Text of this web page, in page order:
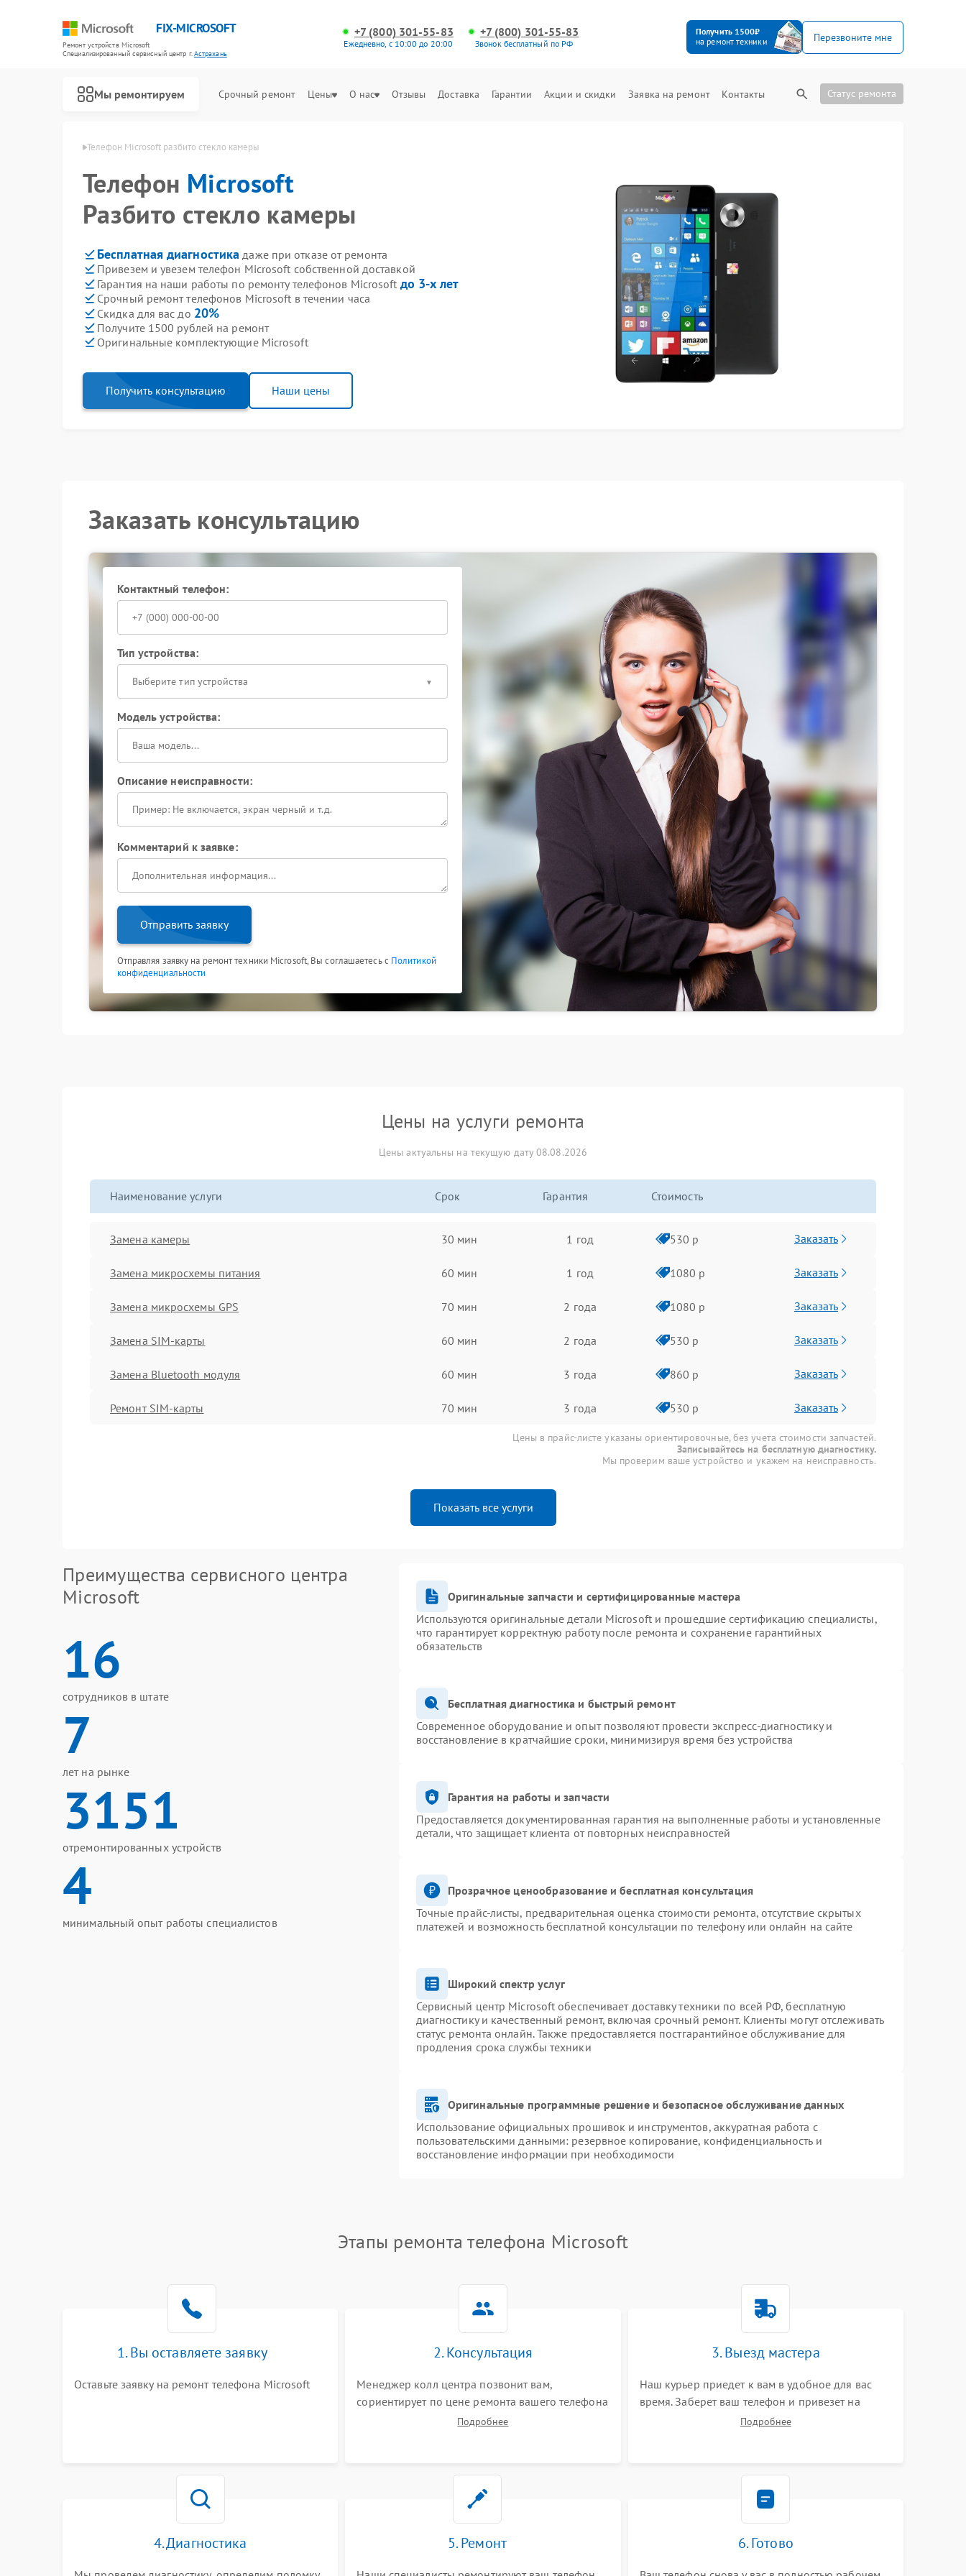
FIX-MICROSOFT
Ремонт устройств Microsoft
Специализированный cервисный центр г.Астрахань
+7 (800) 301-55-83
Ежедневно, с 10:00 до 20:00
+7 (800) 301-55-83
Звонок бесплатный по РФ
Получить 1500₽
на ремонт техники
Перезвоните мне
Мы ремонтируем Срочный ремонт Цены О нас Отзывы Доставка Гарантии Акции и скидки Заявка на ремонт Контакты Статус ремонта
Телефон Microsoft разбито стекло камеры
Телефон Microsoft
Разбито стекло камеры
Бесплатная диагностика даже при отказе от ремонта
Привезем и увезем телефон Microsoft собственной доставкой
Гарантия на наши работы по ремонту телефонов Microsoft до 3-х лет
Срочный ремонт телефонов Microsoft в течении часа
Скидка для вас до 20%
Получите 1500 рублей на ремонт
Оригинальные комплектующие Microsoft
Получить консультацию Наши цены
Заказать консультацию
Контактный телефон:
Тип устройства:
Выберите тип устройства
Модель устройства:
Описание неисправности:
Комментарий к заявке:
Отправить заявку
Отправляя заявку на ремонт техники Microsoft, Вы соглашаетесь с Политикой
конфиденциальности
Цены на услуги ремонта
Цены актуальны на текущую дату 08.08.2026
Наименование услуги Срок Гарантия Стоимость
Замена камеры 30 мин 1 год 530 р Заказать
Замена микросхемы питания 60 мин 1 год 1080 р Заказать
Замена микросхемы GPS 70 мин 2 года 1080 р Заказать
Замена SIM-карты 60 мин 2 года 530 р Заказать
Замена Bluetooth модуля 60 мин 3 года 860 р Заказать
Ремонт SIM-карты 70 мин 3 года 530 р Заказать
Цены в прайс-листе указаны ориентировочные, без учета стоимости запчастей.
Записывайтесь на бесплатную диагностику.
Мы проверим ваше устройство и укажем на неисправность.
Показать все услуги
Преимущества сервисного центра
Microsoft
16
сотрудников в штате
7
лет на рынке
3151
отремонтированных устройств
4
минимальный опыт работы специалистов
Оригинальные запчасти и сертифицированные мастера
Используются оригинальные детали Microsoft и прошедшие сертификацию специалисты,
что гарантирует корректную работу после ремонта и сохранение гарантийных
обязательств
Бесплатная диагностика и быстрый ремонт
Современное оборудование и опыт позволяют провести экспресс-диагностику и
восстановление в кратчайшие сроки, минимизируя время без устройства
Гарантия на работы и запчасти
Предоставляется документированная гарантия на выполненные работы и установленные
детали, что защищает клиента от повторных неисправностей
Прозрачное ценообразование и бесплатная консультация
Точные прайс-листы, предварительная оценка стоимости ремонта, отсутствие скрытых
платежей и возможность бесплатной консультации по телефону или онлайн на сайте
Широкий спектр услуг
Сервисный центр Microsoft обеспечивает доставку техники по всей РФ, бесплатную
диагностику и качественный ремонт, включая срочный ремонт. Клиенты могут отслеживать
статус ремонта онлайн. Также предоставляется постгарантийное обслуживание для
продления срока службы техники
Оригинальные программные решение и безопасное обслуживание данных
Использование официальных прошивок и инструментов, аккуратная работа с
пользовательскими данными: резервное копирование, конфиденциальность и
восстановление информации при необходимости
Этапы ремонта телефона Microsoft
1. Вы оставляете заявку
Оставьте заявку на ремонт телефона Microsoft
2. Консультация
Менеджер колл центра позвонит вам,
сориентирует по цене ремонта вашего телефона
а также ответит на все ваши вопросы.
Подробнее
3. Выезд мастера
Наш курьер приедет к вам в удобное для вас
время. Заберет ваш телефон и привезет на
склад для диагностики.Подробнее
4. Диагностика 5. Ремонт 6. Готово